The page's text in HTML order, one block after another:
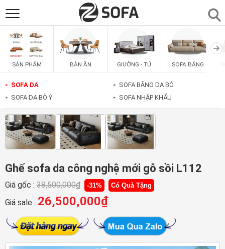
SẢN PHẨM
SOFAS
PHÒNG ĂN
PHÒNG NGỦ
PHÒNG KHÁCH
SẢN PHẨM BÀN ĂN GIƯỜNG - TỦ SOFA BĂNG
► SOFA DA
► SOFA DA BÒ Ý
► SOFA BĂNG DA BÒ
► SOFA NHẬP KHẨU
Ghế sofa da công nghệ mới gỗ sồi L112
Giá gốc : 38,500,000₫ -31% Có Quà Tặng
Giá sale : 26,500,000₫